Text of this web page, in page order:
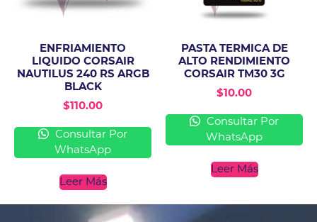
ENFRIAMIENTO
LIQUIDO CORSAIR
NAUTILUS 240 RS ARGB
BLACK
$110.00
Consultar Por
WhatsApp
Leer Más
PASTA TERMICA DE
ALTO RENDIMIENTO
CORSAIR TM30 3G
$10.00
Consultar Por
WhatsApp
Leer Más